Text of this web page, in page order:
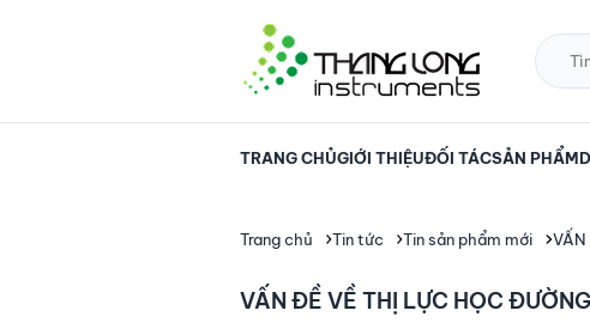
TRANG CHỦGIỚI THIỆUĐỐI TÁCSẢN PHẨM
Trang chủ Tin tức Tin sản phẩm mới VẤN
VẤN ĐỀ VỀ THỊ LỰC HỌC ĐƯỜNG